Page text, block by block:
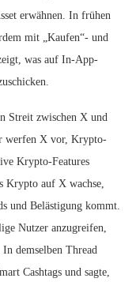
erwähnen. In frühen
mit „Kaufen“- und
was auf In-App-
Streit zwischen X und
werfen X vor, Krypto-
Krypto-Features
Krypto auf X wachse,
und Belästigung kommt.
Nutzer anzugreifen,
demselben Thread
Cashtags und sagte,